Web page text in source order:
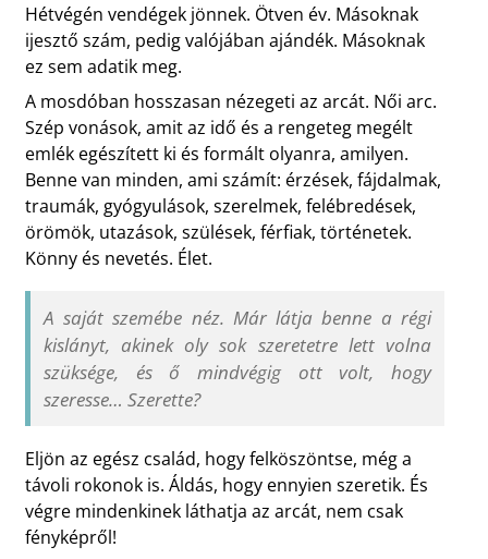
Hétvégén vendégek jönnek. Ötven év. Másoknak
ijesztő szám, pedig valójában ajándék. Másoknak
ez sem adatik meg.
A mosdóban hosszasan nézegeti az arcát. Női arc.
Szép vonások, amit az idő és a rengeteg megélt
emlék egészített ki és formált olyanra, amilyen.
Benne van minden, ami számít: érzések, fájdalmak,
traumák, gyógyulások, szerelmek, felébredések,
örömök, utazások, szülések, férfiak, történetek.
Könny és nevetés. Élet.
A saját szemébe néz. Már látja benne a régi
kislányt, akinek oly sok szeretetre lett volna
szüksége, és ő mindvégig ott volt, hogy
szeresse… Szerette?
Eljön az egész család, hogy felköszöntse, még a
távoli rokonok is. Áldás, hogy ennyien szeretik. És
végre mindenkinek láthatja az arcát, nem csak
fényképről!